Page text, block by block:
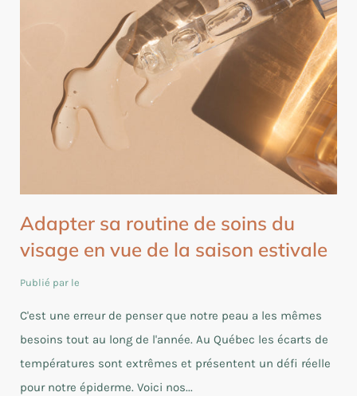
Adapter sa routine de soins du
visage en vue de la saison estivale
Publié par le
C'est une erreur de penser que notre peau a les mêmes
besoins tout au long de l'année. Au Québec les écarts de
températures sont extrêmes et présentent un défi réelle
pour notre épiderme. Voici nos...